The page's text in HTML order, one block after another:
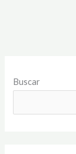
Buscar